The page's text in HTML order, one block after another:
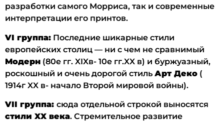
разработки самого Морриса, так и современные
интерпретации его принтов.
VI группа: Последние шикарные стили
европейских столиц — ни с чем не сравнимый
Модерн (80е гг. XIXв- 10е гг.XX в) и буржуазный,
роскошный и очень дорогой стиль Арт Деко (
1914г XX в- начало Второй мировой войны).
VII группа: сюда отдельной строкой выносятся
стили XX века. Стремительное развитие